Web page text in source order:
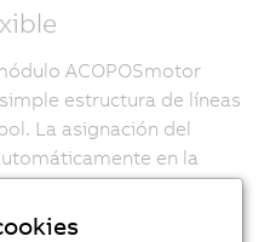
ACOPOSmotor
estructura de líneas
La asignación del
en la
si aún es necesario
sin abrir la carcasa.